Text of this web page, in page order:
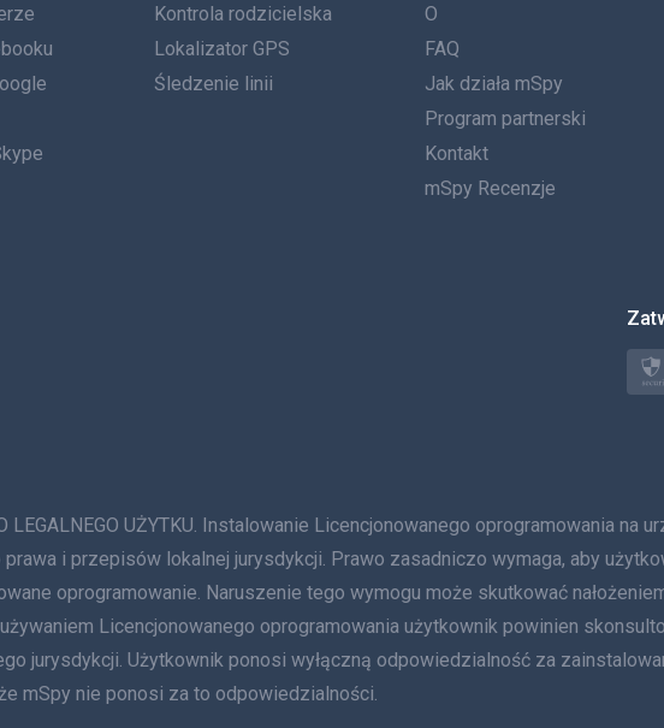
简
Kontrola rodzicielska
Lokalizator GPS
Śledzenie linii
O
FAQ
Jak działa mSpy
Program partnerski
Kontakt
mSpy Recenzje
LEGALNEGO UŻYTKU. Instalowanie Licencjonowanego oprogramowania na
i przepisów lokalnej jurysdykcji. Prawo zasadniczo wymaga, aby
oprogramowanie. Naruszenie tego wymogu może skutkować
Licencjonowanego oprogramowania użytkownik powinien
jurysdykcji. Użytkownik ponosi wyłączną odpowiedzialność za
mSpy nie ponosi za to odpowiedzialności.